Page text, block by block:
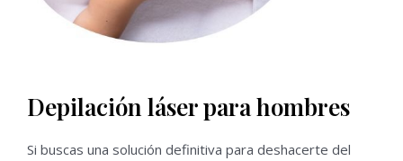
Depilación láser para hombres
Si buscas una solución definitiva para deshacerte del